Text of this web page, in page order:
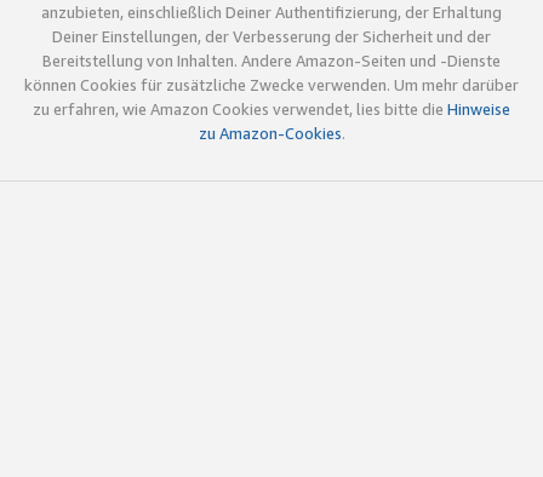
anzubieten, einschließlich Deiner Authentifizierung, der Erhaltung
Deiner Einstellungen, der Verbesserung der Sicherheit und der
Bereitstellung von Inhalten. Andere Amazon-Seiten und -Dienste
können Cookies für zusätzliche Zwecke verwenden. Um mehr darüber
zu erfahren, wie Amazon Cookies verwendet, lies bitte die Hinweise
zu Amazon-Cookies.